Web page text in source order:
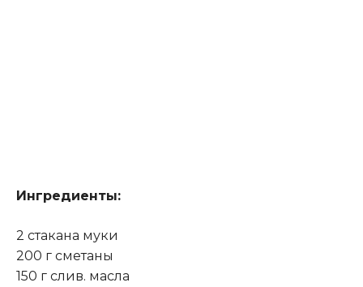
Ингредиенты:
2 стакана муки
200 г сметаны
150 г слив. масла